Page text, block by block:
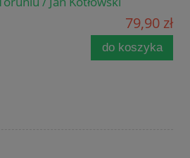
79,90 zł
do koszyka